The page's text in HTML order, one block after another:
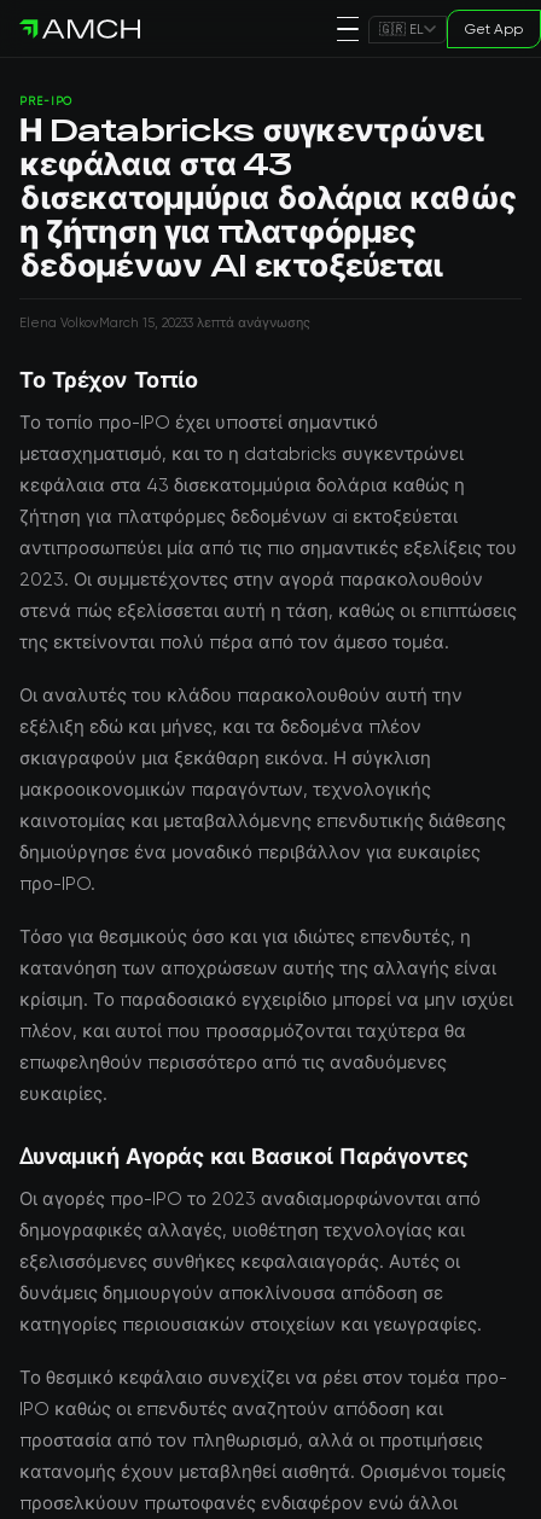
🇬🇷 EL Get App
PRE-IPO
Η Databricks συγκεντρώνει
κεφάλαια στα 43
δισεκατομμύρια δολάρια καθώς
η ζήτηση για πλατφόρμες
δεδομένων AI εκτοξεύεται
Elena VolkovMarch 15, 20233 λεπτά ανάγνωσης
Το Τρέχον Τοπίο
Το τοπίο προ-IPO έχει υποστεί σημαντικό
μετασχηματισμό, και το η databricks συγκεντρώνει
κεφάλαια στα 43 δισεκατομμύρια δολάρια καθώς η
ζήτηση για πλατφόρμες δεδομένων ai εκτοξεύεται
αντιπροσωπεύει μία από τις πιο σημαντικές εξελίξεις του
2023. Οι συμμετέχοντες στην αγορά παρακολουθούν
στενά πώς εξελίσσεται αυτή η τάση, καθώς οι επιπτώσεις
της εκτείνονται πολύ πέρα από τον άμεσο τομέα.
Οι αναλυτές του κλάδου παρακολουθούν αυτή την
εξέλιξη εδώ και μήνες, και τα δεδομένα πλέον
σκιαγραφούν μια ξεκάθαρη εικόνα. Η σύγκλιση
μακροοικονομικών παραγόντων, τεχνολογικής
καινοτομίας και μεταβαλλόμενης επενδυτικής διάθεσης
δημιούργησε ένα μοναδικό περιβάλλον για ευκαιρίες
προ-IPO.
Τόσο για θεσμικούς όσο και για ιδιώτες επενδυτές, η
κατανόηση των αποχρώσεων αυτής της αλλαγής είναι
κρίσιμη. Το παραδοσιακό εγχειρίδιο μπορεί να μην ισχύει
πλέον, και αυτοί που προσαρμόζονται ταχύτερα θα
επωφεληθούν περισσότερο από τις αναδυόμενες
ευκαιρίες.
Δυναμική Αγοράς και Βασικοί Παράγοντες
Οι αγορές προ-IPO το 2023 αναδιαμορφώνονται από
δημογραφικές αλλαγές, υιοθέτηση τεχνολογίας και
εξελισσόμενες συνθήκες κεφαλαιαγοράς. Αυτές οι
δυνάμεις δημιουργούν αποκλίνουσα απόδοση σε
κατηγορίες περιουσιακών στοιχείων και γεωγραφίες.
Το θεσμικό κεφάλαιο συνεχίζει να ρέει στον τομέα προ-
IPO καθώς οι επενδυτές αναζητούν απόδοση και
προστασία από τον πληθωρισμό, αλλά οι προτιμήσεις
κατανομής έχουν μεταβληθεί αισθητά. Ορισμένοι τομείς
προσελκύουν πρωτοφανές ενδιαφέρον ενώ άλλοι